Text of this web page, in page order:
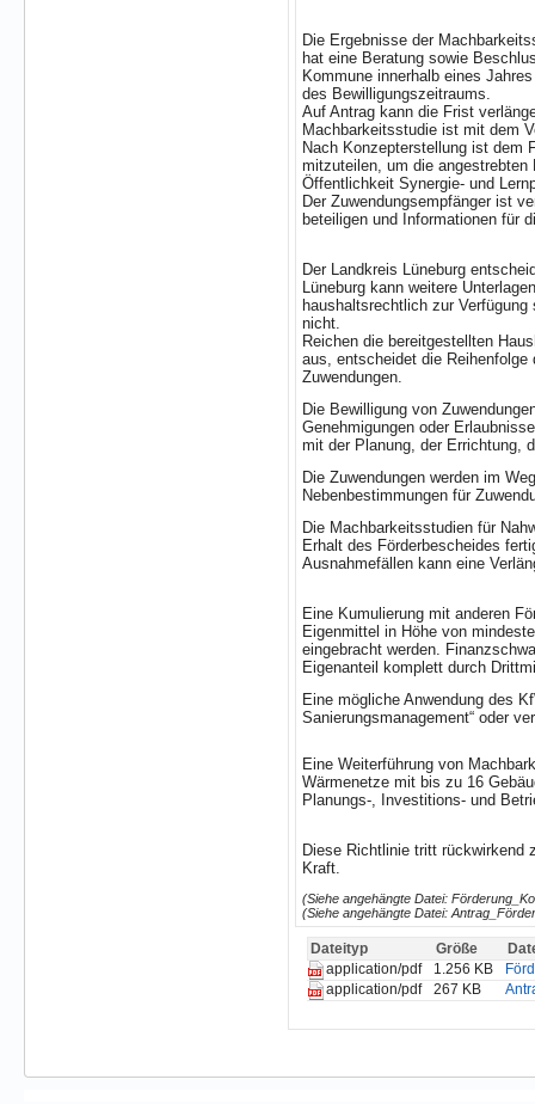
Die Ergebnisse der
hat eine Beratung sowie
Kommune innerhalb eines
des Bewilligungszeitraums.
Auf Antrag kann die Frist
Machbarkeitsstudie ist mit dem
Nach Konzepterstellung ist dem
mitzuteilen, um die
Öffentlichkeit Synergie- und
Der Zuwendungsempfänger ist
beteiligen und Informationen für
Der Landkreis Lüneburg
Lüneburg kann weitere
haushaltsrechtlich zur
nicht.
Reichen die bereitgestellten
aus, entscheidet die Reihenfolge
Zuwendungen.
Die Bewilligung von
Genehmigungen oder
mit der Planung, der Errichtung,
Die Zuwendungen werden im
Nebenbestimmungen für
Die Machbarkeitsstudien für
Erhalt des Förderbescheides
Ausnahmefällen kann eine
Eine Kumulierung mit anderen
Eigenmittel in Höhe von
eingebracht werden.
Eigenanteil komplett durch
Eine mögliche Anwendung des
Sanierungsmanagement“ oder
Eine Weiterführung von
Wärmenetze mit bis zu 16
Planungs-, Investitions- und
Diese Richtlinie tritt rückwirkend
Kraft.
(Siehe angehängte Datei:
(Siehe angehängte Datei:
Dateityp Größe
application/pdf
1.256 KB
application/pdf
267 KB